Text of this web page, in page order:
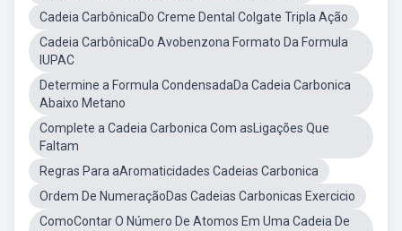
Cadeia CarbônicaDo Creme Dental Colgate Tripla Ação
Cadeia CarbônicaDo Avobenzona Formato Da Formula
IUPAC
Determine a Formula CondensadaDa Cadeia Carbonica
Abaixo Metano
Complete a Cadeia Carbonica Com asLigações Que
Faltam
Regras Para aAromaticidades Cadeias Carbonica
Ordem De NumeraçãoDas Cadeias Carbonicas Exercicio
ComoContar O Número De Atomos Em Uma Cadeia De